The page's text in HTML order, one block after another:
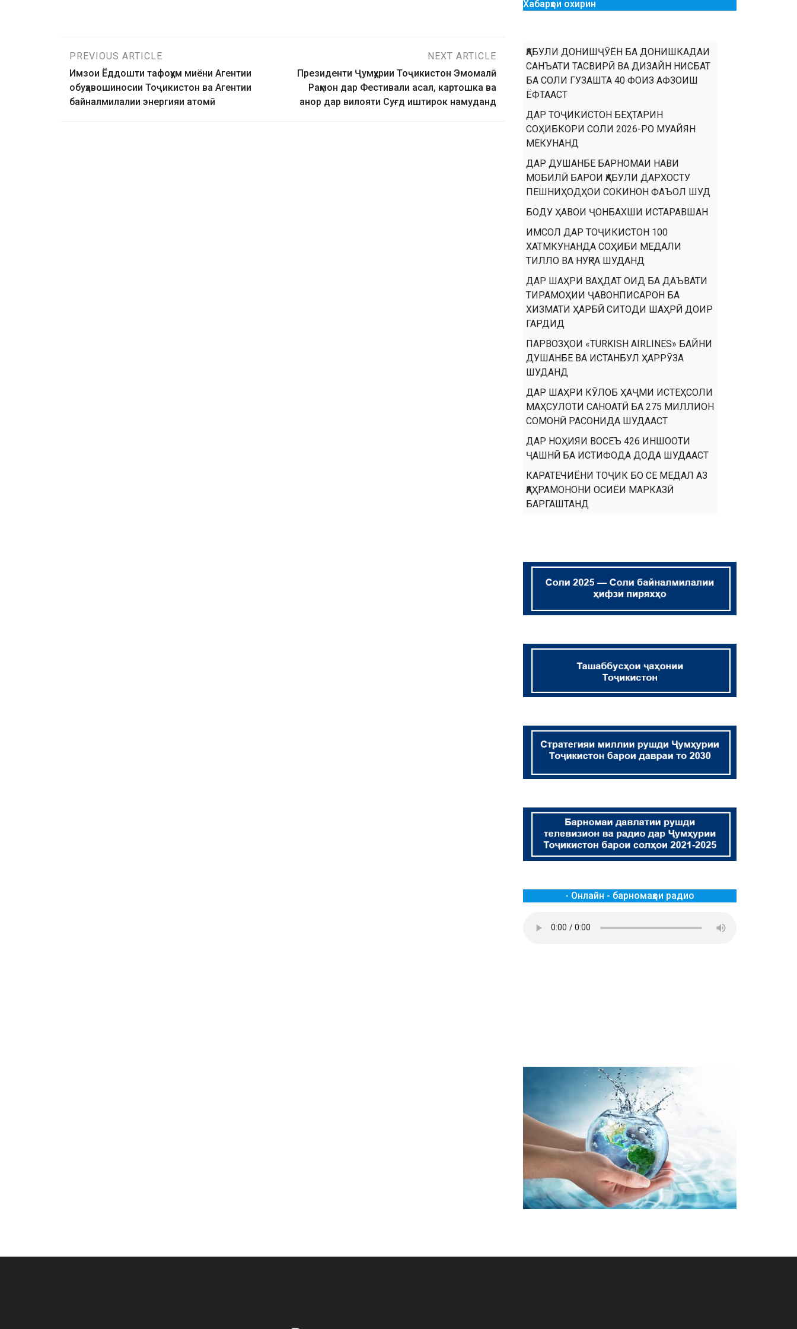
PREVIOUS ARTICLE
Имзои Ёддошти тафоҳум миёни Агентии
обуҳавошиносии Тоҷикистон ва Агентии
байналмилалии энергияи атомӣ
NEXT ARTICLE
Президенти Ҷумҳурии Тоҷикистон Эмомалӣ
Раҳмон дар Фестивали асал, картошка ва
анор дар вилояти Суғд иштирок намуданд
Хабарҳои охирин
ҚАБУЛИ ДОНИШҶӮЁН БА ДОНИШКАДАИ
САНЪАТИ ТАСВИРӢ ВА ДИЗАЙН НИСБАТ
БА СОЛИ ГУЗАШТА 40 ФОИЗ АФЗОИШ
ЁФТААСТ
ДАР ТОҶИКИСТОН БЕҲТАРИН
СОҲИБКОРИ СОЛИ 2026-РО МУАЙЯН
МЕКУНАНД
ДАР ДУШАНБЕ БАРНОМАИ НАВИ
МОБИЛӢ БАРОИ ҚАБУЛИ ДАРХОСТУ
ПЕШНИҲОДҲОИ СОКИНОН ФАЪОЛ ШУД
БОДУ ҲАВОИ ҶОНБАХШИ ИСТАРАВШАН
ИМСОЛ ДАР ТОҶИКИСТОН 100
ХАТМКУНАНДА СОҲИБИ МЕДАЛИ
ТИЛЛО ВА НУҚРА ШУДАНД
ДАР ШАҲРИ ВАҲДАТ ОИД БА ДАЪВАТИ
ТИРАМОҲИИ ҶАВОНПИСАРОН БА
ХИЗМАТИ ҲАРБӢ СИТОДИ ШАҲРӢ ДОИР
ГАРДИД
ПАРВОЗҲОИ «TURKISH AIRLINES» БАЙНИ
ДУШАНБЕ ВА ИСТАНБУЛ ҲАРРӮЗА
ШУДАНД
ДАР ШАҲРИ КӮЛОБ ҲАҶМИ ИСТЕҲСОЛИ
МАҲСУЛОТИ САНОАТӢ БА 275 МИЛЛИОН
СОМОНӢ РАСОНИДА ШУДААСТ
ДАР НОҲИЯИ ВОСЕЪ 426 ИНШООТИ
ҶАШНӢ БА ИСТИФОДА ДОДА ШУДААСТ
КАРАТЕЧИЁНИ ТОҶИК БО СЕ МЕДАЛ АЗ
ҚАҲРАМОНОНИ ОСИЁИ МАРКАЗӢ
БАРГАШТАНД
- Онлайн - барномаҳои радио